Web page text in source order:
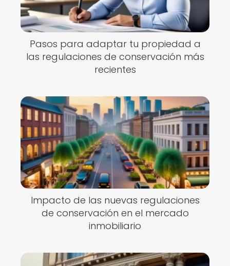
Pasos para adaptar tu propiedad a
las regulaciones de conservación más
recientes
Impacto de las nuevas regulaciones
de conservación en el mercado
inmobiliario